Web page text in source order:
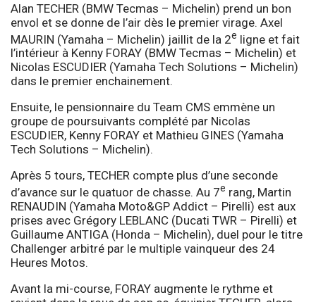
Alan TECHER (BMW Tecmas – Michelin) prend un bon
envol et se donne de l’air dès le premier virage. Axel
MAURIN (Yamaha – Michelin) jaillit de la 2e ligne et fait
l’intérieur à Kenny FORAY (BMW Tecmas – Michelin) et
Nicolas ESCUDIER (Yamaha Tech Solutions – Michelin)
dans le premier enchainement.
Ensuite, le pensionnaire du Team CMS emmène un
groupe de poursuivants complété par Nicolas
ESCUDIER, Kenny FORAY et Mathieu GINES (Yamaha
Tech Solutions – Michelin).
Après 5 tours, TECHER compte plus d’une seconde
d’avance sur le quatuor de chasse. Au 7e rang, Martin
RENAUDIN (Yamaha Moto&GP Addict – Pirelli) est aux
prises avec Grégory LEBLANC (Ducati TWR – Pirelli) et
Guillaume ANTIGA (Honda – Michelin), duel pour le titre
Challenger arbitré par le multiple vainqueur des 24
Heures Motos.
Avant la mi-course, FORAY augmente le rythme et